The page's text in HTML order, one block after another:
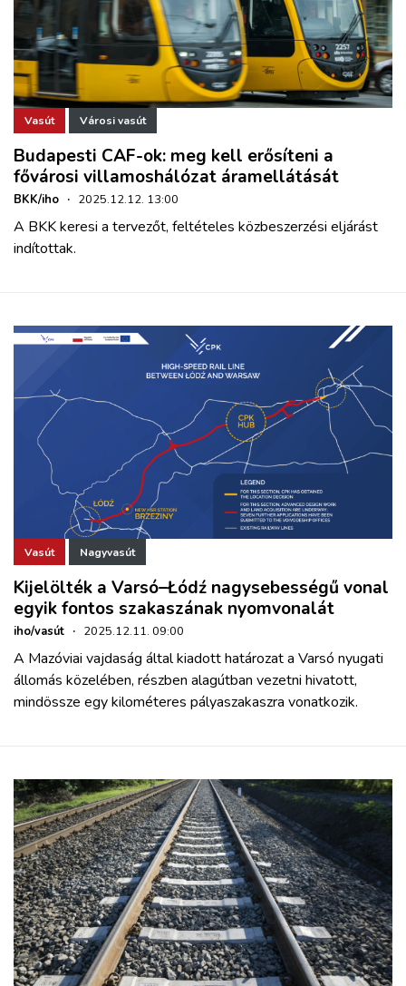
Vasút Városi vasút
Budapesti CAF-ok: meg kell erősíteni a
fővárosi villamoshálózat áramellátását
BKK/iho · 2025.12.12. 13:00
A BKK keresi a tervezőt, feltételes közbeszerzési eljárást
indítottak.
Vasút Nagyvasút
Kijelölték a Varsó–Łódź nagysebességű vonal
egyik fontos szakaszának nyomvonalát
iho/vasút · 2025.12.11. 09:00
A Mazóviai vajdaság által kiadott határozat a Varsó nyugati
állomás közelében, részben alagútban vezetni hivatott,
mindössze egy kilométeres pályaszakaszra vonatkozik.